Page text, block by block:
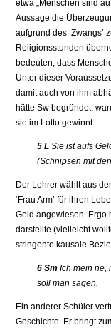
etwa „Menschen sind
Aussage die
aufgrund des ‘Zwangs’
Religionsstunden
bedeuten, dass
Unter dieser
damit auch von ihm
hätte Sw begründet,
sie im Lotto gewinnt.
5 L Sie ist aufs
(Schnipsen mit
Der Lehrer wählt aus
‘Frau Arm’ für ihren
Geld angewiesen. Ergo
darstellte (vielleicht
stringente kausale
6 Sm Ich mein ne,
soll man sagen,
Ein anderer Schüler
Geschichte. Er bringt